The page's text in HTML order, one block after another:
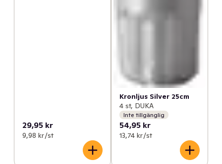
29,95 kr
9,98 kr /st
Kronljus Silver 25cm
4 st, DUKA
Inte tillgänglig
54,95 kr
13,74 kr /st